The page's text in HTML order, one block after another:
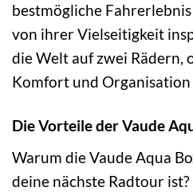
bestmögliche
von ihrer Vielseitigkeit
die Welt auf zwei Rädern,
Komfort und Organisation
Die Vorteile der Vaude
Warum die Vaude Aqua
deine nächste Radtour